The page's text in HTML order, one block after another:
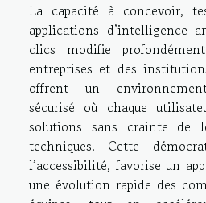
La capacité à concevoir,
applications d’intelligence
clics modifie
entreprises et des
offrent un
sécurisé où chaque
solutions sans crainte de
techniques. Cette
l’accessibilité, favorise un
une évolution rapide des